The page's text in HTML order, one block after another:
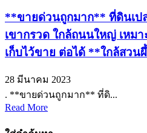
**ขายด่วนถูกมาก** ที่ดินเปล่
เขากรวด ใกล้ถนนใหญ่ เหม
เก็บไว้ขาย ต่อได้ **ใกล้สวน
28 มีนาคม 2023
. **ขายด่วนถูกมาก** ที่ดิ...
Read More